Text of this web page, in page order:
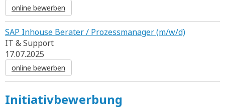
online bewerben
SAP Inhouse Berater / Prozessmanager (m/w/d)
IT & Support
17.07.2025
online bewerben
Initiativbewerbung